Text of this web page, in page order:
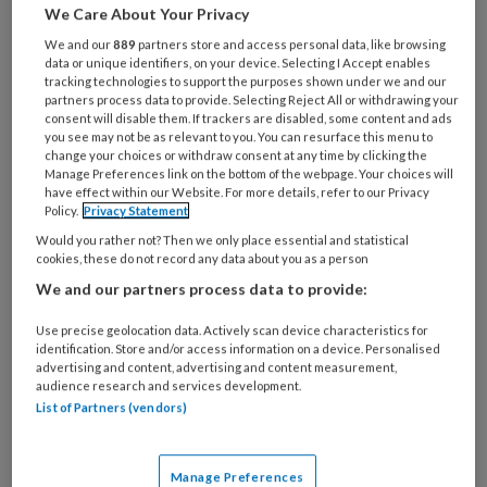
is
je
e-
mailadres?
* *
Kies
je
wachtwoord* *
Kies
je
functie *
Bij
welke
organisatie
werk
je?
Untitled
Ontvang 2x per week de
KinderopvangTotaal nieuwsbrief
Management Kinderopvang
We Care About Your Privacy
We and our889 partners store and access personal data, like browsing
data or unique identifiers, on your device. Selecting I Accept enables
tracking technologies to support the purposes shown under we and our
partners process data to provide. Selecting Reject All or withdrawing your
consent will disable them. If trackers are disabled, some content and ads
you see may not be as relevant to you. You can resurface this menu to
change your choices or withdraw consent at any time by clicking the
Manage Preferences link on the bottom of the webpage. Your choices will
have effect within our Website. For more details, refer to our Privacy
Policy. Privacy Statement
Would you rather not? Then we only place essential and statistical
cookies, these do not record any data about you as a person
We and our partners process data to provide:
Use precise geolocation data. Actively scan device characteristics for
identification. Store and/or access information on a device. Personalised
advertising and content, advertising and content measurement,
audience research and services development.
List of Partners (vendors)
Manage Preferences